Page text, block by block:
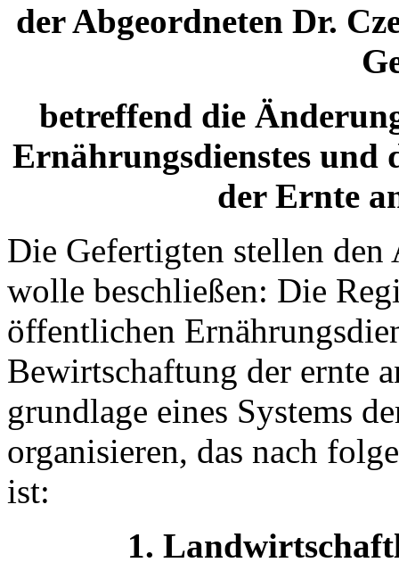
der Abgeordneten Dr.
betreffend die
Ernährungsdienstes und
der Ernte
Die Gefertigten stellen den
wolle beschließen: Die
öffentlichen
Bewirtschaftung der ernte
grundlage eines Systems
organisieren, das nach
ist:
1.